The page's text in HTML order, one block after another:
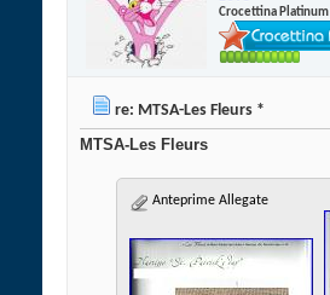
Crocettina Platinum
re: MTSA-Les Fleurs *
MTSA-Les Fleurs
Anteprime Allegate